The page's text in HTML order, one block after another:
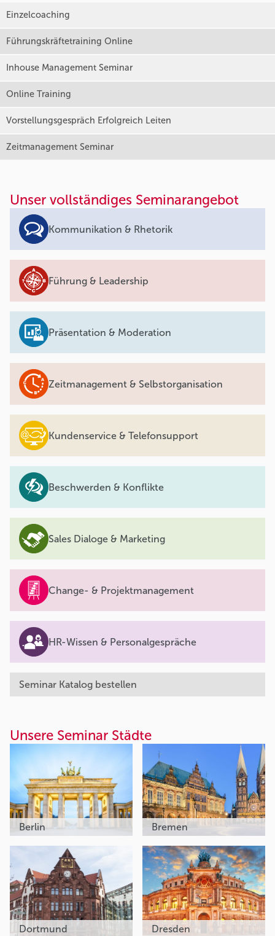
Einzelcoaching
Führungskräftetraining Online
Inhouse Management Seminar
Online Training
Vorstellungsgespräch Erfolgreich Leiten
Zeitmanagement Seminar
Unser vollständiges Seminarangebot
Kommunikation & Rhetorik
Führung & Leadership
Präsentation & Moderation
Zeitmanagement & Selbstorganisation
Kundenservice & Telefonsupport
Beschwerden & Konflikte
Sales Dialoge & Marketing
Change- & Projektmanagement
HR-Wissen & Personalgespräche
Seminar Katalog bestellen
Unsere Seminar Städte
Berlin Bremen
Dortmund Dresden